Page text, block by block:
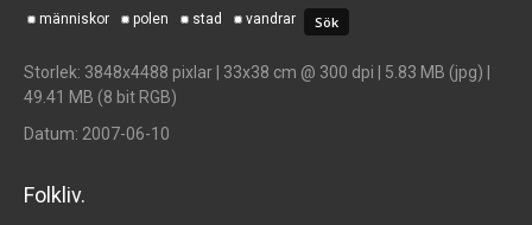
människor
polen stad vandrar
Storlek: 3848x4488 pixlar | 33x38 cm @ 300 dpi | 5.83 MB (jpg) |
49.41 MB (8 bit RGB)
Datum: 2007-06-10
Folkliv.